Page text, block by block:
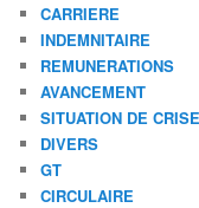
CARRIERE
INDEMNITAIRE
REMUNERATIONS
AVANCEMENT
SITUATION DE CRISE
DIVERS
GT
CIRCULAIRE